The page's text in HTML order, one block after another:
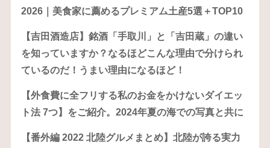
2026｜美食家に薦めるプレミアム土産5選＋TOP10
【吉田酒造店】銘酒「手取川」と「吉田蔵」の違い
を知っていますか？なるほどこんな理由で分けられ
ているのだ！うまい理由になるほど！
【外食費に全フリする私のお金をかけないダイエッ
ト法 7つ】をご紹介。2024年夏の海での写真と共に
【番外編 2022 北陸グルメまとめ】北陸が誇る実力